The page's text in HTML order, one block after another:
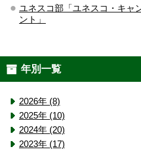
ユネスコ部「ユネスコ・キャ
ント」
年別一覧
2026年 (8)
2025年 (10)
2024年 (20)
2023年 (17)